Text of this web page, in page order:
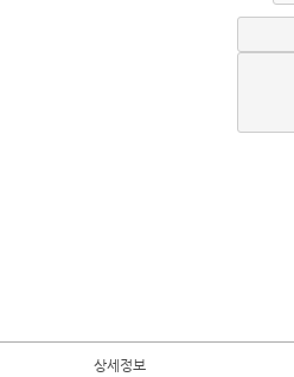
상세정보